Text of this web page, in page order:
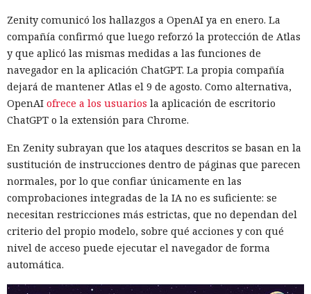
Zenity comunicó los hallazgos a OpenAI ya en enero. La
compañía confirmó que luego reforzó la protección de Atlas
y que aplicó las mismas medidas a las funciones de
navegador en la aplicación ChatGPT. La propia compañía
dejará de mantener Atlas el 9 de agosto. Como alternativa,
OpenAI ofrece a los usuarios la aplicación de escritorio
ChatGPT o la extensión para Chrome.
En Zenity subrayan que los ataques descritos se basan en la
sustitución de instrucciones dentro de páginas que parecen
normales, por lo que confiar únicamente en las
comprobaciones integradas de la IA no es suficiente: se
necesitan restricciones más estrictas, que no dependan del
criterio del propio modelo, sobre qué acciones y con qué
nivel de acceso puede ejecutar el navegador de forma
automática.